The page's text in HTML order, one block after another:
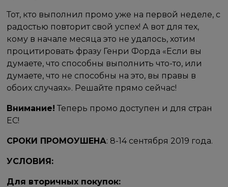
Тот, кто выполнил промо уже на первой неделе, с
радостью повторит свой успех! А вот для тех,
кому в начале месяца это не удалось, хотим
процитировать фразу Генри Форда​​ «Если вы
думаете, что способны выполнить что-то, или
думаете, что не способны на это, вы правы в
обоих случаях». Решайте прямо сейчас!​
Внимание! Теперь промо доступен и для стран
ЕС!
СРОКИ ПРОМОУШЕНА:​​ 8-14 сентября 2019 года.​
УСЛОВИЯ: ​
Для вторичных покупок:​ ​